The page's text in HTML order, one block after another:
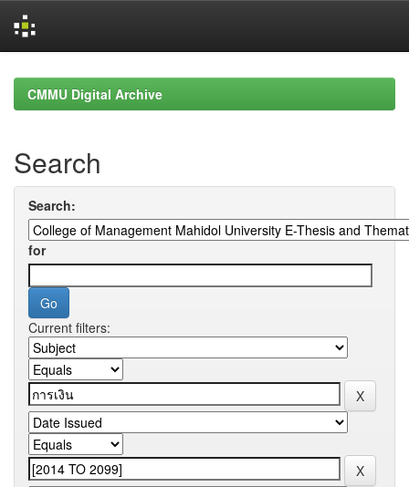
navigationCMMU Digital Archive
Search
Search:
for
Current filters: